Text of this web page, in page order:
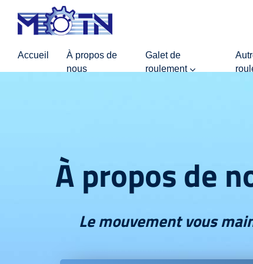
Accueil
À propos de
nous
Galet de
roulement
À propos de
Le mouvement vous